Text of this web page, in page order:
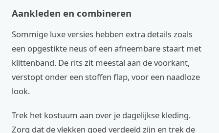
Aankleden en combineren
Sommige luxe versies hebben extra details zoals
een opgestikte neus of een afneembare staart met
klittenband. De rits zit meestal aan de voorkant,
verstopt onder een stoffen flap, voor een naadloze
look.
Trek het kostuum aan over je dagelijkse kleding.
Zorg dat de vlekken goed verdeeld zijn en trek de